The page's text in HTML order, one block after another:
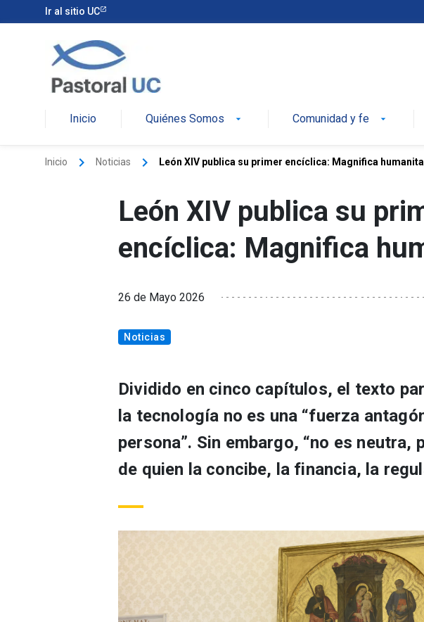
Ir al sitio UC
Inicio Quiénes Somos arrow_drop_down Comunidad y fe arrow_drop_down
Inicio keyboard_arrow_right Noticias keyboard_arrow_right León XIV publica su primer encíclica: Magnifica
León XIV publica su
encíclica: Magnifica
26 de Mayo 2026
Noticias
Dividido en cinco capítulos, el texto
la tecnología no es una “fuerza
persona”. Sin embargo, “no es neutra,
de quien la concibe, la financia, la